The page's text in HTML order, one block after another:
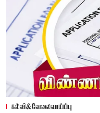
கல்வி&வேலைவாய்ப்பு